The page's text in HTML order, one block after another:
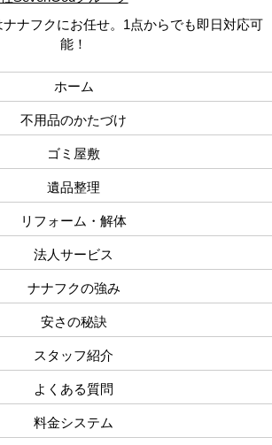
ナフクにお任せ。1点からでも即日対応可
能！
ホーム
不用品のかたづけ
ゴミ屋敷
遺品整理
リフォーム・解体
法人サービス
ナナフクの強み
安さの秘訣
スタッフ紹介
よくある質問
料金システム